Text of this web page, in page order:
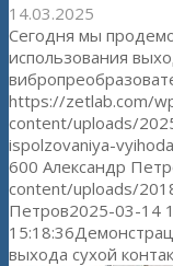
14.03.2025
Сегодня мы
использования
https://zetlab.com/
content/uploads/
ispolzovaniya-
600 Александр
content/uploads/
Петров2025-03-14
15:18:36
выхода сухой